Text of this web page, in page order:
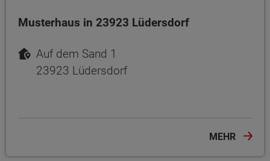
Musterhaus in 23923 Lüdersdorf
Auf dem Sand 1
23923 Lüdersdorf
MEHR